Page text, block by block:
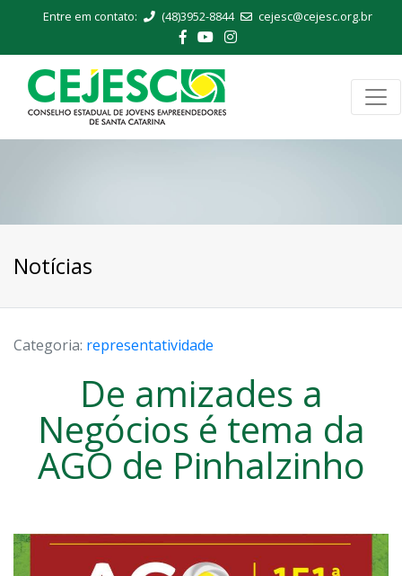
Entre em contato: (48)3952-8844 cejesc@cejesc.org.br
Notícias
Categoria: representatividade
De amizades a
Negócios é tema da
AGO de Pinhalzinho